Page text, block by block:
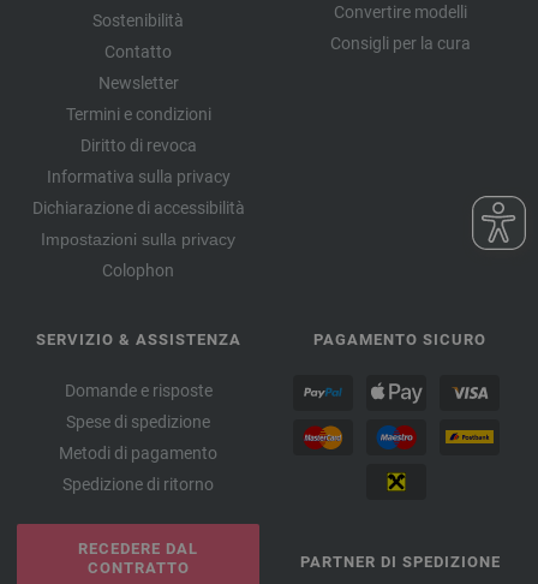
Sostenibilità
Contatto
Newsletter
Termini e condizioni
Diritto di revoca
Informativa sulla privacy
Dichiarazione di accessibilità
Impostazioni sulla privacy
Colophon
Convertire modelli
Consigli per la cura
SERVIZIO & ASSISTENZA
Domande e risposte
Spese di spedizione
Metodi di pagamento
Spedizione di ritorno
RECEDERE DAL
CONTRATTO
PAGAMENTO SICURO
PARTNER DI SPEDIZIONE